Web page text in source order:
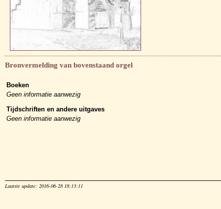
Bronvermelding van bovenstaand orgel
Boeken
Geen informatie aanwezig
Tijdschriften en andere uitgaves
Geen informatie aanwezig
Laatste update: 2016-06-28 18:13:11